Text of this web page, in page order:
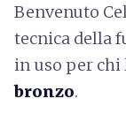
Benvenuto
tecnica della
in uso per chi
bronzo.